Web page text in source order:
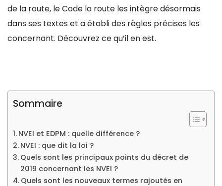
de la route, le Code la route les intègre désormais
dans ses textes et a établi des règles précises les
concernant. Découvrez ce qu’il en est.
Sommaire
NVEI et EDPM : quelle différence ?
NVEI : que dit la loi ?
Quels sont les principaux points du décret de
2019 concernant les NVEI ?
Quels sont les nouveaux termes rajoutés en